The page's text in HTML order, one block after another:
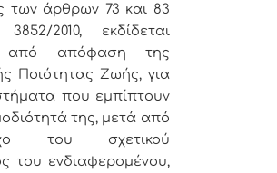
των άρθρων 73 και 83
2010, εκδίδεται
από απόφαση της
Ποιότητας Ζωής, για
που εμπίπτουν
της, μετά από
του σχετικού
του ενδιαφερομένου,